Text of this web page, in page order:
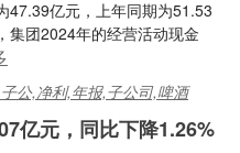
47.39亿元，上年同期为51.53
集团2024年的经营活动现金
公,净利,年报,子公司,啤酒
亿元，同比下降1.26%